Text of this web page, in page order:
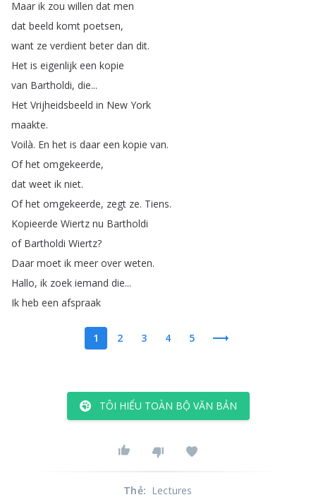
Maar ik zou willen dat men
dat beeld komt poetsen,
want ze verdient beter dan dit.
Het is eigenlijk een kopie
van Bartholdi, die...
Het Vrijheidsbeeld in New York
maakte.
Voilà. En het is daar een kopie van.
Of het omgekeerde,
dat weet ik niet.
Of het omgekeerde, zegt ze. Tiens.
Kopieerde Wiertz nu Bartholdi
of Bartholdi Wiertz?
Daar moet ik meer over weten.
Hallo, ik zoek iemand die...
Ik heb een afspraak
1 2 3 4 5
TÔI HIỂU TOÀN BỘ VĂN BẢN
Thẻ: Lectures